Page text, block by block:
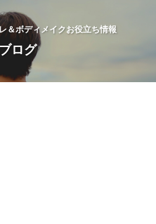
＆ボディメイクお役立ち情報
ログ